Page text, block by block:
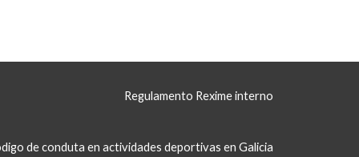
Regulamento Rexime interno
de conduta en actividades deportivas en Galicia